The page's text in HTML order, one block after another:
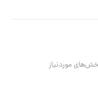
موردنیاز